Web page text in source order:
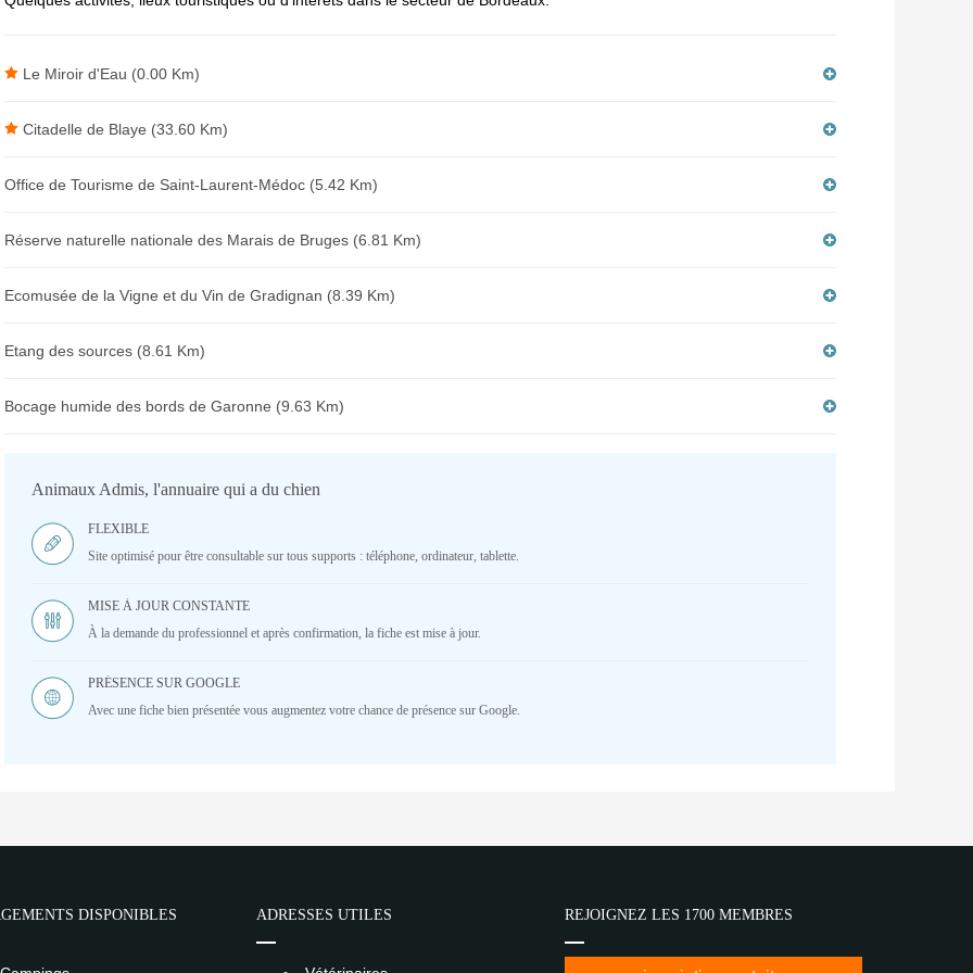
Le Miroir d'Eau (0.00 Km)
Citadelle de Blaye (33.60 Km)
Office de Tourisme de Saint-Laurent-Médoc (5.42 Km)
Réserve naturelle nationale des Marais de Bruges (6.81 Km)
Ecomusée de la Vigne et du Vin de Gradignan (8.39 Km)
Etang des sources (8.61 Km)
Bocage humide des bords de Garonne (9.63 Km)
Animaux Admis, l'annuaire qui a du chien
FLEXIBLE
Site optimisé pour être consultable sur tous supports : téléphone, ordinateur, tablette.
MISE À JOUR CONSTANTE
À la demande du professionnel et après confirmation, la fiche est mise à jour.
PRÉSENCE SUR GOOGLE
Avec une fiche bien présentée vous augmentez votre chance de présence sur Google.
DISPONIBLES ADRESSES UTILES REJOIGNEZ LES 1700 MEMBRES